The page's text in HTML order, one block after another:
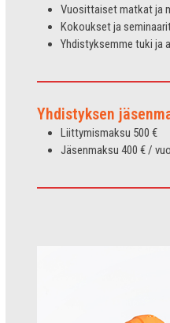
Vuosittaiset matkat ja
Kokoukset ja
Yhdistyksemme tuki ja
Yhdistyksen
Liittymismaksu 500 €
Jäsenmaksu 400 € /